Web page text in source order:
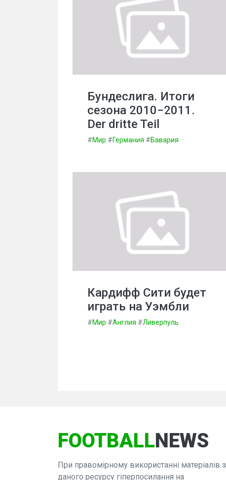
Бундеслига. Итоги
сезона 2010−2011.
Der dritte Teil
#Мир #Германия #Бавария
Кардифф Сити будет
играть на Уэмбли
#Мир #Англия #Ливерпуль
FOOTBALLNEWS
При правомірному використанні матеріалів з
даного ресурсу гіперпосилання на